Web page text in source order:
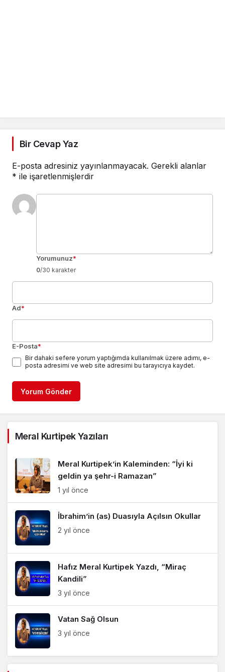
Bir Cevap Yaz
E-posta adresiniz yayınlanmayacak. Gerekli alanlar
* ile işaretlenmişlerdir
Yorumunuz*
0/30 karakter
Ad*
E-Posta*
Bir dahaki sefere yorum yaptığımda kullanılmak üzere adımı, e-
posta adresimi ve web site adresimi bu tarayıcıya kaydet.
Yorum Gönder
Meral Kurtipek Yazıları
Meral Kurtipek’in Kaleminden: “İyi ki
geldin ya şehr-i Ramazan”
1 yıl önce
İbrahim’in (as) Duasıyla Açılsın Okullar
2 yıl önce
Hafız Meral Kurtipek Yazdı, “Miraç
Kandili”
3 yıl önce
Vatan Sağ Olsun
3 yıl önce